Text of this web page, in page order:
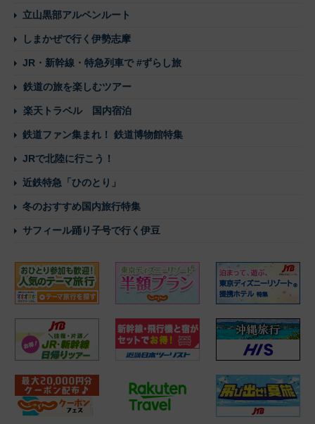
立山黒部アルペンルート
しまかぜで行く伊勢志摩
JR・新幹線・特急列車で #ずらし旅
鉄道の旅を楽しむツアー
楽天トラベル 国内宿泊
鉄道ファン集まれ！ 鉄道博物館特集
JRで北陸に行こう！
近鉄特急「ひのとり」
冬のおすすめ国内旅行特集
サフィール踊り子号で行く伊豆